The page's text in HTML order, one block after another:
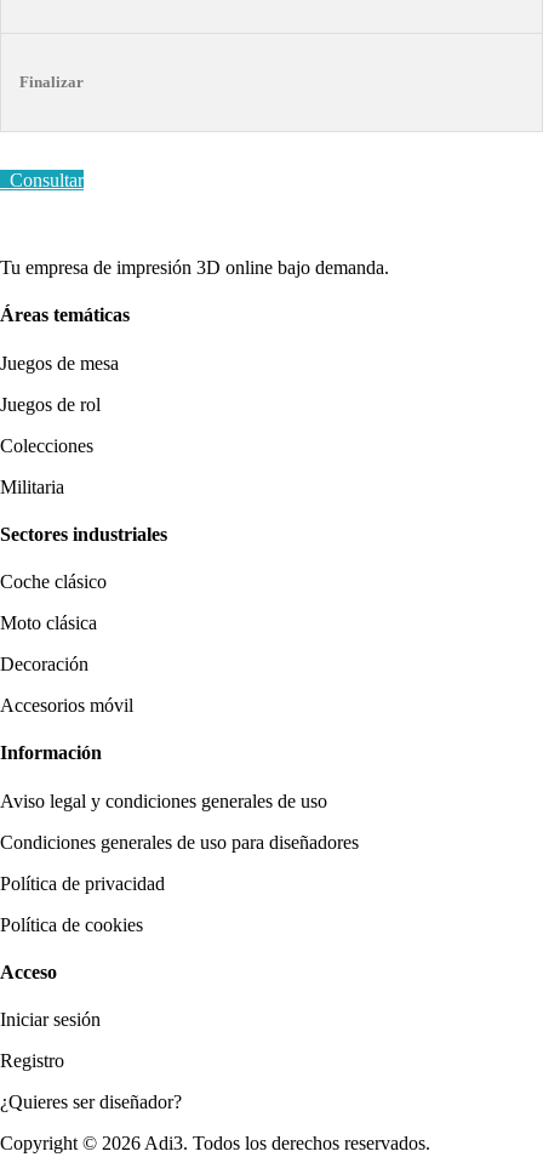
Finalizar
Consultar
Tu empresa de impresión 3D online bajo demanda.
Áreas temáticas
Juegos de mesa
Juegos de rol
Colecciones
Militaria
Sectores industriales
Coche clásico
Moto clásica
Decoración
Accesorios móvil
Información
Aviso legal y condiciones generales de uso
Condiciones generales de uso para diseñadores
Política de privacidad
Política de cookies
Acceso
Iniciar sesión
Registro
¿Quieres ser diseñador?
Copyright © 2026 Adi3. Todos los derechos reservados.